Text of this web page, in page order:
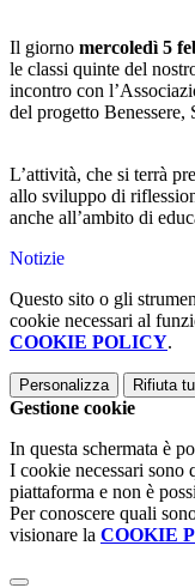
Il giorno mercoledì 5
le classi quinte del
incontro con
del progetto Benessere,
L’attività, che si terrà
allo sviluppo di
anche all’ambito di
Notizie
Questo sito o gli
cookie necessari al
COOKIE POLICY.
Personalizza Rifiuta
Gestione cookie
In questa schermata è
I cookie necessari sono
piattaforma e non è
Per conoscere quali
visionare la COOKIE